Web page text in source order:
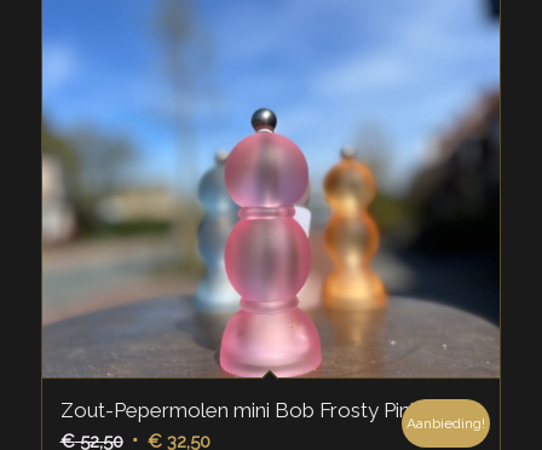
Zout-Pepermolen mini Bob Frosty Pink
€52,50 Oorspronkelijke
€32,50Huidige
Aanbieding!